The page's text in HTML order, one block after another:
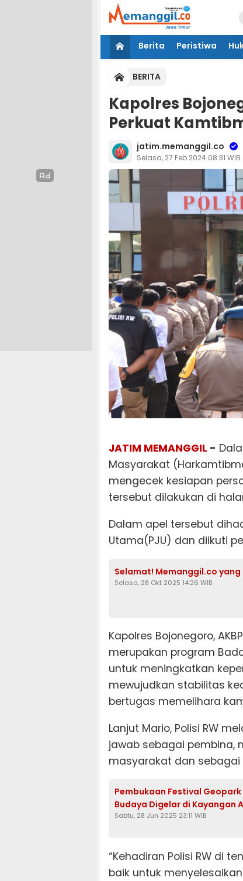
Berita Peristiwa
BERITA
Kapolres
Perkuat
jatim.memanggil.co
Selasa, 27 Feb 2024 08:31 WIB
JATIM MEMANGGIL -
Masyarakat
mengecek kesiapan
tersebut dilakukan di
Dalam apel tersebut
Utama(PJU) dan diikuti
Selamat! Memanggil.co
Selasa, 28 Okt 2025 14:26 WIB
Kapolres Bojonegoro,
merupakan program
untuk meningkatkan
mewujudkan stabilitas
bertugas memelihara
Lanjut Mario, Polisi RW
jawab sebagai pembina,
masyarakat dan sebagai
Pembukaan Festival
Budaya Digelar di Kayangan
Sabtu, 28 Jun 2025 23:11 WIB
“Kehadiran Polisi RW di
baik untuk